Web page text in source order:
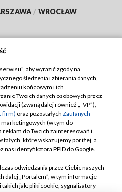
/ WROCŁAW
TVP
TVP
prywatności
zgody
Pomoc
Kontakt
aby wyrazić zgody na
śledzenia i zbierania danych,
końcowym i ich
Twoich danych osobowych przez
(zwaną dalej również „TVP”),
firm) oraz pozostałych Zaufanych
marketingowych (w tym do
reklam do Twoich zainteresowań i
które wskazujemy poniżej, a
nas identyfikatora PPID do Google.
odwiedzania przez Ciebie naszych
dalej „Portalem”, w tym informacje
jak: pliki cookie, sygnalizatory